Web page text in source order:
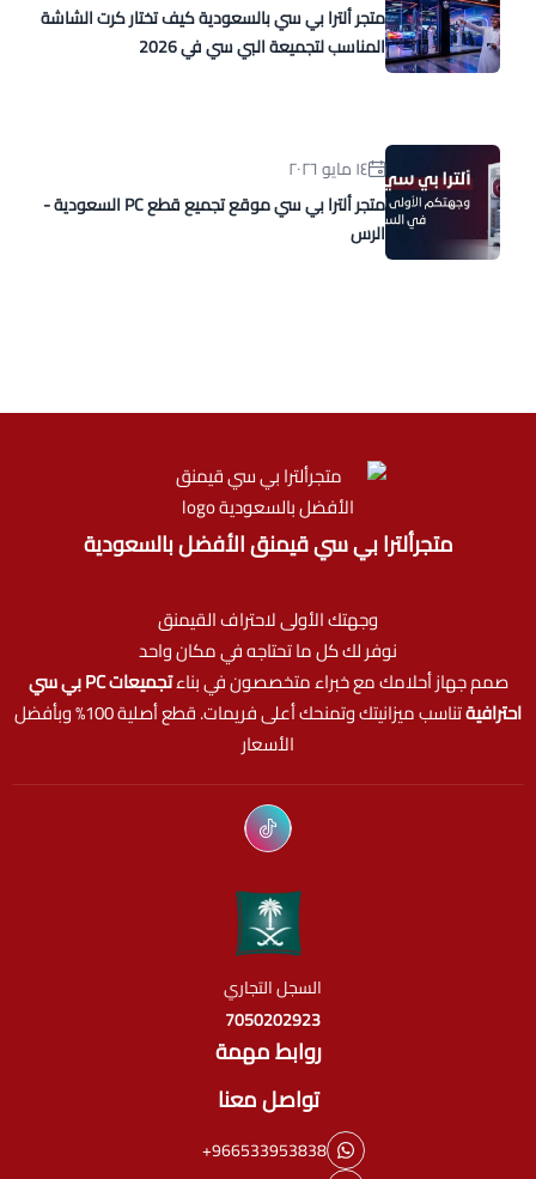
متجر ألترا بي سي بالسعودية كيف تختار كرت الشاشة
المناسب لتجميعة البي سي في 2026
١٤ مايو ٢٠٢٦
متجر ألترا بي سي موقع تجميع قطع PC السعودية -
الرس
متجرألترا بي سي قيمنق الأفضل بالسعودية
وجهتك الأولى لاحتراف القيمنق
نوفر لك كل ما تحتاجه في مكان واحد
صمم جهاز أحلامك مع خبراء متخصصون في بناء
تجميعات PC بي سي
احترافية
تناسب ميزانيتك وتمنحك أعلى فريمات. قطع أصلية 100% وبأفضل
الأسعار
السجل التجاري
7050202923
روابط مهمة
تواصل معنا
+966533953838